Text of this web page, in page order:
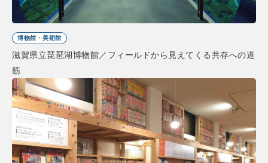
博物館・美術館
滋賀県立琵琶湖博物館／フィールドから見えてくる共存への道
筋